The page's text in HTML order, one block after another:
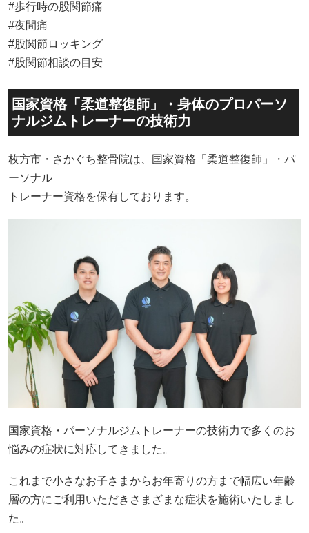
#歩行時の股関節痛
#夜間痛
#股関節ロッキング
#股関節相談の目安
国家資格「柔道整復師」・身体のプロパーソ
ナルジムトレーナーの技術力
枚方市・さかぐち整骨院は、国家資格「柔道整復師」・パ
ーソナル
トレーナー資格を保有しております。
国家資格・パーソナルジムトレーナーの技術力で多くのお
悩みの症状に対応してきました。
これまで小さなお子さまからお年寄りの方まで幅広い年齢
層の方にご利用いただきさまざまな症状を施術いたしまし
た。